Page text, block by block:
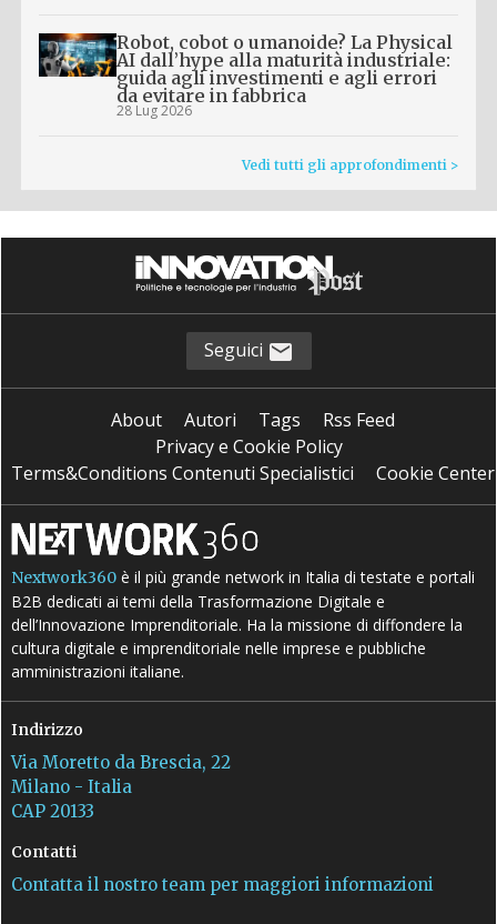
Robot, cobot o umanoide? La Physical
AI dall’hype alla maturità industriale:
guida agli investimenti e agli errori
da evitare in fabbrica
28 Lug 2026
Vedi tutti gli approfondimenti >
Seguici
About Autori Tags
Rss Feed
Privacy e Cookie Policy
Terms&Conditions Contenuti Specialistici
Cookie Center
Nextwork360 è il più grande network in Italia di testate e portali
B2B dedicati ai temi della Trasformazione Digitale e
dell’Innovazione Imprenditoriale. Ha la missione di diffondere la
cultura digitale e imprenditoriale nelle imprese e pubbliche
amministrazioni italiane.
Indirizzo
Via Moretto da Brescia, 22
Milano - Italia
CAP 20133
Contatti
Contatta il nostro team per maggiori informazioni